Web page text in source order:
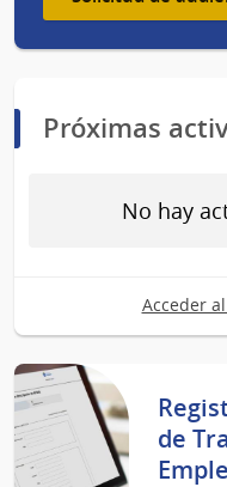
Próximas
No hay
Acceder
de